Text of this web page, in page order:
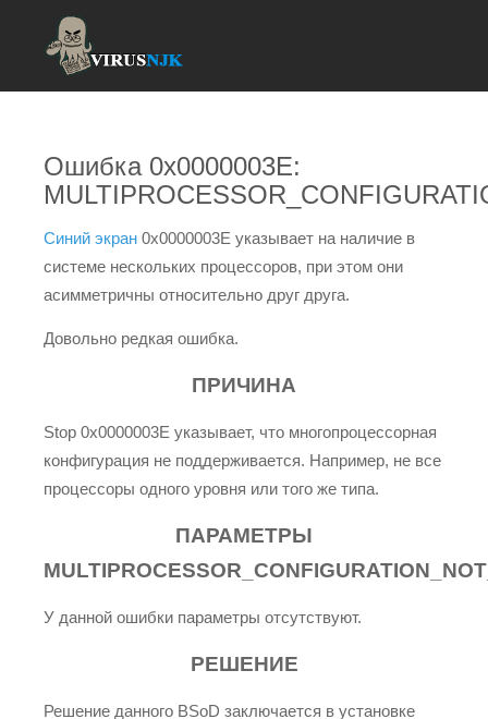
Ошибка 0x0000003E:
Синий экран 0x0000003E указывает на наличие в
системе нескольких процессоров, при этом они
асимметричны относительно друг друга.
Довольно редкая ошибка.
ПРИЧИНА
Stop 0x0000003E указывает, что многопроцессорная
конфигурация не поддерживается. Например, не все
процессоры одного уровня или того же типа.
ПАРАМЕТРЫ
У данной ошибки параметры отсутствуют.
РЕШЕНИЕ
Решение данного BSoD заключается в установке